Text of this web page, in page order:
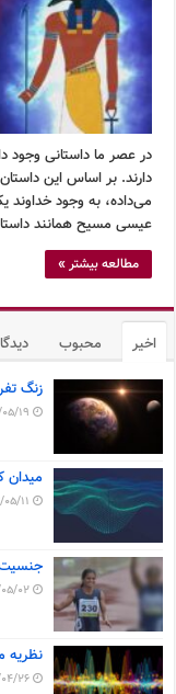
در عصر ما داستانی وجود
دارند. بر اساس این
می‌داده، به وجود خداوند
عیسی مسیح همانند
مطالعه بیشتر »
اخیر محبوب
زنگ
19
11
جنسیت
02
نظریه
26